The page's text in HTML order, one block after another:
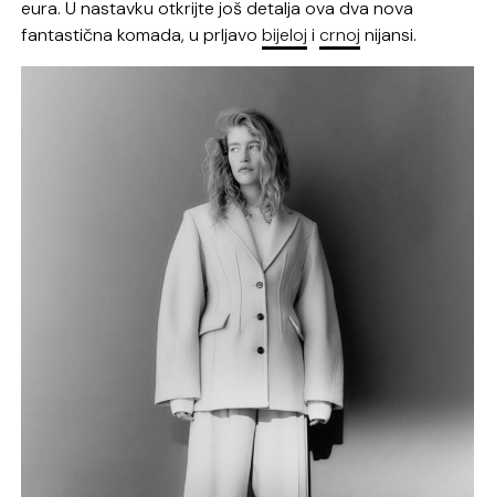
eura. U nastavku otkrijte još detalja ova dva nova
fantastična komada, u prljavobijeloj icrnoj nijansi.